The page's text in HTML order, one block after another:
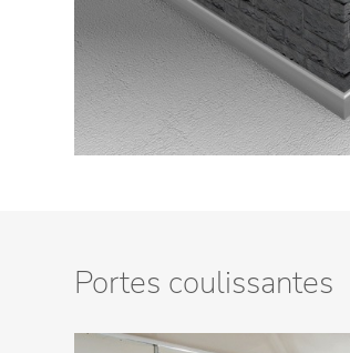
Portes coulissantes